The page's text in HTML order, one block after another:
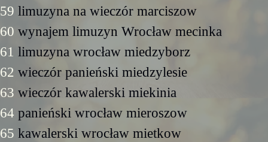
59 limuzyna na wieczór marciszow
60 wynajem limuzyn Wrocław mecinka
61 limuzyna wrocław miedzyborz
62 wieczór panieński miedzylesie
63 wieczór kawalerski miekinia
64 panieński wrocław mieroszow
65 kawalerski wrocław mietkow